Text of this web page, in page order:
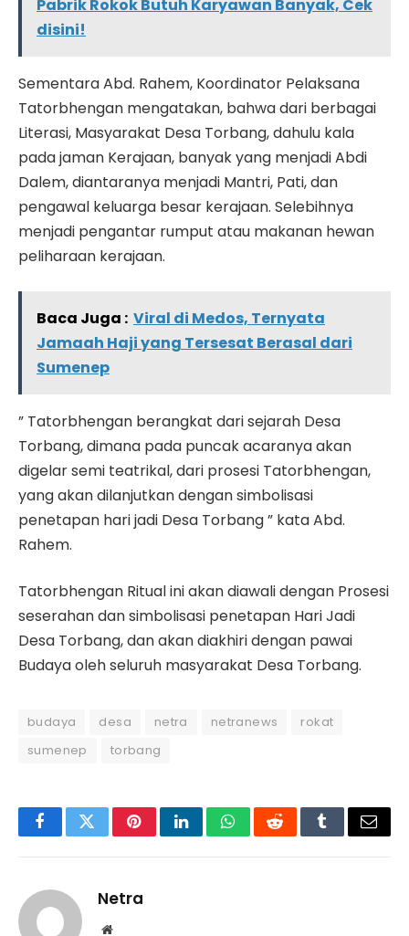
Pabrik Rokok Butuh Karyawan Banyak, Cek
disini!
Sementara Abd. Rahem, Koordinator Pelaksana
Tatorbhengan mengatakan, bahwa dari berbagai
Literasi, Masyarakat Desa Torbang, dahulu kala
pada jaman Kerajaan, banyak yang menjadi Abdi
Dalem, diantaranya menjadi Mantri, Pati, dan
pengawal keluarga besar kerajaan. Selebihnya
menjadi pengantar rumput atau makanan hewan
peliharaan kerajaan.
Baca Juga : Viral di Medos, Ternyata
Jamaah Haji yang Tersesat Berasal dari
Sumenep
” Tatorbhengan berangkat dari sejarah Desa
Torbang, dimana pada puncak acaranya akan
digelar semi teatrikal, dari prosesi Tatorbhengan,
yang akan dilanjutkan dengan simbolisasi
penetapan hari jadi Desa Torbang ” kata Abd.
Rahem.
Tatorbhengan Ritual ini akan diawali dengan Prosesi
seserahan dan simbolisasi penetapan Hari Jadi
Desa Torbang, dan akan diakhiri dengan pawai
Budaya oleh seluruh masyarakat Desa Torbang.
budaya desa netra netranews
rokat
sumenep
torbang
FacebookTwitterPinterestLinkedInWhatsAppRedditTumblrEmail
Netra
Website